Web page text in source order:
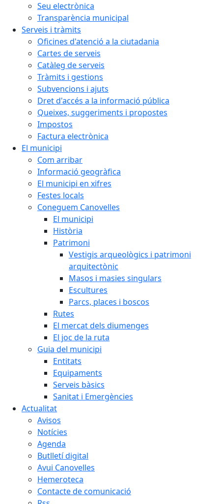
Seu electrònica
Transparència municipal
Serveis i tràmits
Oficines d'atenció a la ciutadania
Cartes de serveis
Catàleg de serveis
Tràmits i gestions
Subvencions i ajuts
Dret d'accés a la informació pública
Queixes, suggeriments i propostes
Impostos
Factura electrònica
El municipi
Com arribar
Informació geogràfica
El municipi en xifres
Festes locals
Coneguem Canovelles
El municipi
Història
Patrimoni
Vestigis arqueològics i patrimoni
arquitectònic
Masos i masies singulars
Escultures
Parcs, places i boscos
Rutes
El mercat dels diumenges
El joc de la ruta
Guia del municipi
Entitats
Equipaments
Serveis bàsics
Sanitat i Emergències
Actualitat
Avisos
Notícies
Agenda
Butlletí digital
Avui Canovelles
Hemeroteca
Contacte de comunicació